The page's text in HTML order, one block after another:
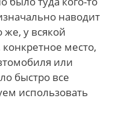
наводит
же, у всякой
место,
или
быстро все
использовать